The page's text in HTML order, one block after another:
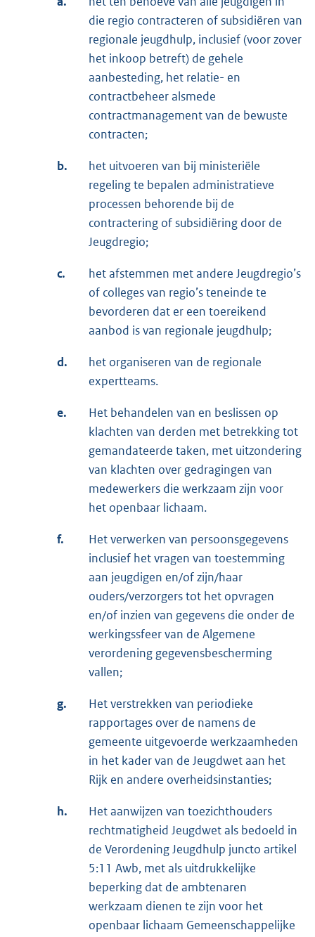
die regio contracteren of subsidiëren van
regionale jeugdhulp, inclusief (voor zover
het inkoop betreft) de gehele
aanbesteding, het relatie- en
contractbeheer alsmede
contractmanagement van de bewuste
contracten;
b.
het uitvoeren van bij ministeriële
regeling te bepalen administratieve
processen behorende bij de
contractering of subsidiëring door de
Jeugdregio;
c.
het afstemmen met andere Jeugdregio’s
of colleges van regio’s teneinde te
bevorderen dat er een toereikend
aanbod is van regionale jeugdhulp;
d.
het organiseren van de regionale
expertteams.
e.
Het behandelen van en beslissen op
klachten van derden met betrekking tot
gemandateerde taken, met uitzondering
van klachten over gedragingen van
medewerkers die werkzaam zijn voor
het openbaar lichaam.
f.
Het verwerken van persoonsgegevens
inclusief het vragen van toestemming
aan jeugdigen en/of zijn/haar
ouders/verzorgers tot het opvragen
en/of inzien van gegevens die onder de
werkingssfeer van de Algemene
verordening gegevensbescherming
vallen;
g.
Het verstrekken van periodieke
rapportages over de namens de
gemeente uitgevoerde werkzaamheden
in het kader van de Jeugdwet aan het
Rijk en andere overheidsinstanties;
h.
Het aanwijzen van toezichthouders
rechtmatigheid Jeugdwet als bedoeld in
de Verordening Jeugdhulp juncto artikel
5:11 Awb, met als uitdrukkelijke
beperking dat de ambtenaren
werkzaam dienen te zijn voor het
openbaar lichaam Gemeenschappelijke